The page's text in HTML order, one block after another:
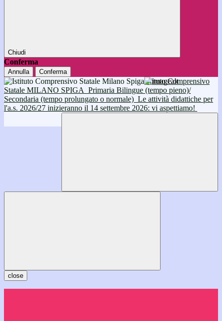
Chiudi
Conferma
Annulla Conferma
Istituto Comprensivo
Statale MILANO SPIGA Primaria Bilingue (tempo pieno)/
Secondaria (tempo prolungato o normale) Le attività didattiche per
l'a.s. 2026/27 inizieranno il 14 settembre 2026: vi aspettiamo!
close